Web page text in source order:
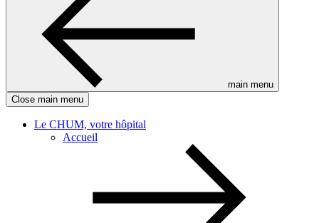
main menu
Close main menu
Le CHUM, votre hôpital
Accueil